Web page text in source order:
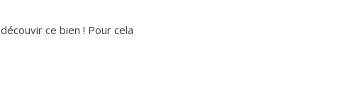
ce bien ! Pour cela